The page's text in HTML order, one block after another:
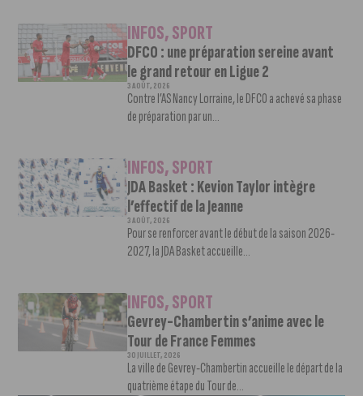
INFOS,SPORT
DFCO : une préparation sereine avant
le grand retour en Ligue 2
3 AOÛT, 2026
Contre l’AS Nancy Lorraine, le DFCO a achevé sa phase
de préparation par un...
INFOS,SPORT
JDA Basket : Kevion Taylor intègre
l’effectif de la Jeanne
3 AOÛT, 2026
Pour se renforcer avant le début de la saison 2026-
2027, la JDA Basket accueille...
INFOS,SPORT
Gevrey-Chambertin s’anime avec le
Tour de France Femmes
30 JUILLET, 2026
La ville de Gevrey-Chambertin accueille le départ de la
quatrième étape du Tour de...